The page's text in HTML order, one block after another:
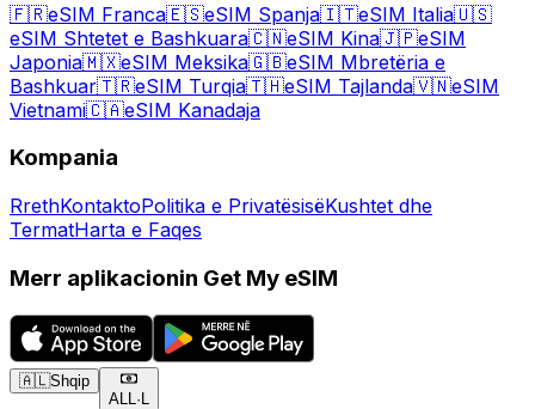
🇫🇷eSIM Franca🇪🇸eSIM Spanja🇮🇹eSIM Italia🇺🇸
eSIM Shtetet e Bashkuara🇨🇳eSIM Kina🇯🇵eSIM
Japonia🇲🇽eSIM Meksika🇬🇧eSIM Mbretëria e
Bashkuar🇹🇷eSIM Turqia🇹🇭eSIM Tajlanda🇻🇳eSIM
Vietnami🇨🇦eSIM Kanadaja
Kompania
RrethKontaktoPolitika e PrivatësisëKushtet dhe
TermatHarta e Faqes
Merr aplikacionin Get My eSIM
🇦🇱Shqip
ALL ·